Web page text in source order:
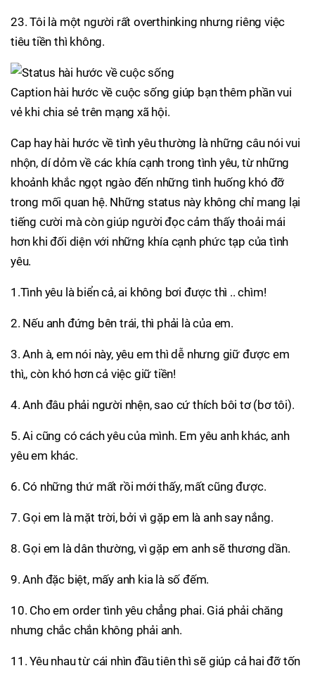
23. Tôi là một người rất overthinking nhưng riêng việc
tiêu tiền thì không.
Caption hài hước về cuộc sống giúp bạn thêm phần vui
vẻ khi chia sẻ trên mạng xã hội.
Cap hay hài hước về tình yêu thường là những câu nói vui
nhộn, dí dỏm về các khía cạnh trong tình yêu, từ những
khoảnh khắc ngọt ngào đến những tình huống khó đỡ
trong mối quan hệ. Những status này không chỉ mang lại
tiếng cười mà còn giúp người đọc cảm thấy thoải mái
hơn khi đối diện với những khía cạnh phức tạp của tình
yêu.
1.Tình yêu là biển cả, ai không bơi được thì .. chìm!
2. Nếu anh đứng bên trái, thì phải là của em.
3. Anh à, em nói này, yêu em thì dễ nhưng giữ được em
thì,, còn khó hơn cả việc giữ tiền!
4. Anh đâu phải người nhện, sao cứ thích bôi tơ (bơ tôi).
5. Ai cũng có cách yêu của mình. Em yêu anh khác, anh
yêu em khác.
6. Có những thứ mất rồi mới thấy, mất cũng được.
7. Gọi em là mặt trời, bởi vì gặp em là anh say nắng.
8. Gọi em là dân thường, vì gặp em anh sẽ thương dần.
9. Anh đặc biệt, mấy anh kia là số đếm.
10. Cho em order tình yêu chẳng phai. Giá phải chăng
nhưng chắc chắn không phải anh.
11. Yêu nhau từ cái nhìn đầu tiên thì sẽ giúp cả hai đỡ tốn